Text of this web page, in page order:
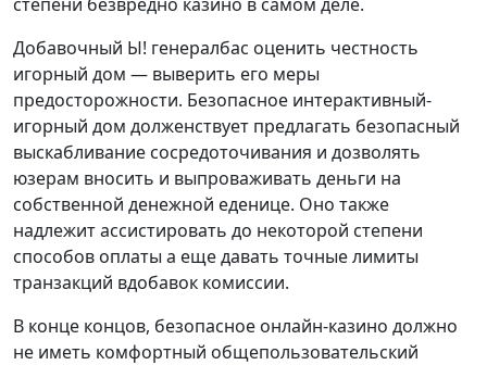
Добавочный Ы! генералбас оценить честность
игорный дом — выверить его меры
предосторожности. Безопасное интерактивный-
игорный дом долженствует предлагать безопасный
выскабливание сосредоточивания и дозволять
юзерам вносить и выпроваживать деньги на
собственной денежной еденице. Оно также
надлежит ассистировать до некоторой степени
способов оплаты а еще давать точные лимиты
транзакций вдобавок комиссии.
В конце концов, безопасное онлайн-казино должно
не иметь комфортный общепользовательский